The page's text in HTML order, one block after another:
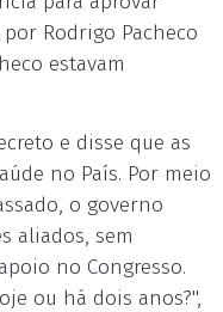
Rodrigo Pacheco
estavam
e disse que as
no País. Por meio
o governo
aliados, sem
no Congresso.
ou há dois anos?",